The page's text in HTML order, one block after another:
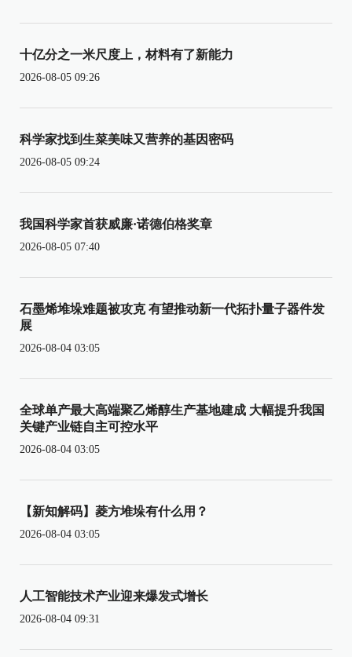
十亿分之一米尺度上，材料有了新能力
2026-08-05 09:26
科学家找到生菜美味又营养的基因密码
2026-08-05 09:24
我国科学家首获威廉·诺德伯格奖章
2026-08-05 07:40
石墨烯堆垛难题被攻克 有望推动新一代拓扑量子器件发
展
2026-08-04 03:05
全球单产最大高端聚乙烯醇生产基地建成 大幅提升我国
关键产业链自主可控水平
2026-08-04 03:05
【新知解码】菱方堆垛有什么用？
2026-08-04 03:05
人工智能技术产业迎来爆发式增长
2026-08-04 09:31